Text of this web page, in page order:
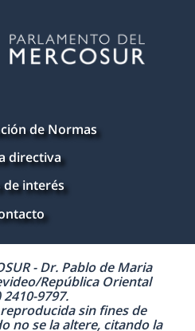
de Normas
directiva
de interés
- Dr. Pablo de Maria
República Oriental
9797.
sin fines de
no se la altere, citando la